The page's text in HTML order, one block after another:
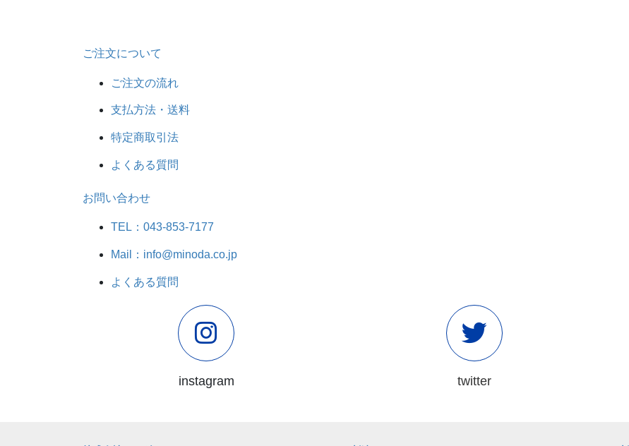
ご注文について
ご注文の流れ
支払方法・送料
特定商取引法
よくある質問
お問い合わせ
TEL：043-853-7177
Mail：info@minoda.co.jp
よくある質問
instagram twitter